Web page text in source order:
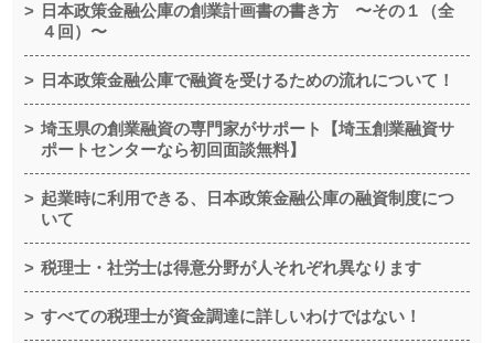
日本政策金融公庫の創業計画書の書き方 〜その１（全
４回）〜
日本政策金融公庫で融資を受けるための流れについて！
埼玉県の創業融資の専門家がサポート【埼玉創業融資サ
ポートセンターなら初回面談無料】
起業時に利用できる、日本政策金融公庫の融資制度につ
いて
税理士・社労士は得意分野が人それぞれ異なります
すべての税理士が資金調達に詳しいわけではない！